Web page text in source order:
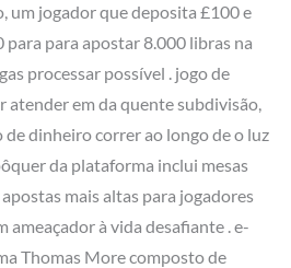
um jogador que deposita £100 e
para para apostar 8.000 libras na
processar possível . jogo de
em da quente subdivisão,
dinheiro correr ao longo de o luz
da plataforma inclui mesas
mais altas para jogadores
ameaçador à vida desafiante . e-
Thomas More composto de